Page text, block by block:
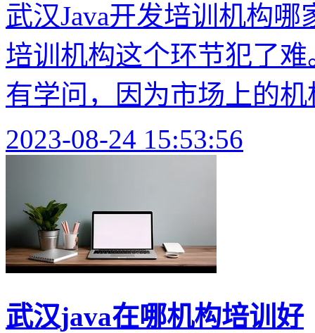
武汉Java开发培训机构
培训机构这个环节犯了
有学问，因为市场上的
2023-08-24 15:53:56
武汉java在哪机构培训好